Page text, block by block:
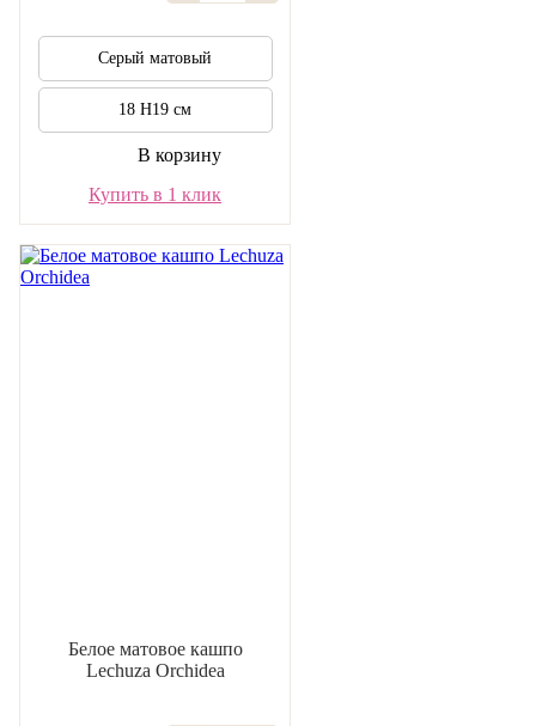
Серый матовый
18 H19 см
В корзину
Купить в 1 клик
Белое матовое кашпо
Lechuza Orchidea